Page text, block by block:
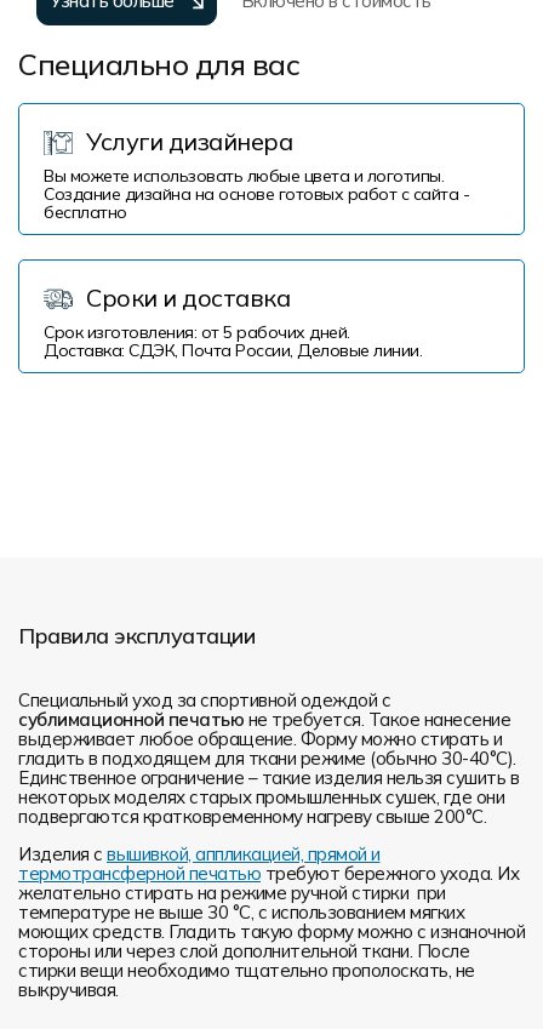
Специально для вас
Услуги дизайнера
Вы можете использовать любые цвета и логотипы.
Создание дизайна на основе готовых работ с сайта -
бесплатно
Сроки и доставка
Срок изготовления: от 5 рабочих дней.
Доставка: СДЭК, Почта России, Деловые линии.
Правила эксплуатации
Специальный уход за спортивной одеждой с
сублимационной печатью не требуется. Такое нанесение
выдерживает любое обращение. Форму можно стирать и
гладить в подходящем для ткани режиме (обычно 30-40°С).
Единственное ограничение – такие изделия нельзя сушить в
некоторых моделях старых промышленных сушек, где они
подвергаются кратковременному нагреву свыше 200°С.
Изделия с вышивкой, аппликацией, прямой и
термотрансферной печатью требуют бережного ухода. Их
желательно стирать на режиме ручной стирки при
температуре не выше 30 °C, с использованием мягких
моющих средств. Гладить такую форму можно с изнаночной
стороны или через слой дополнительной ткани. После
стирки вещи необходимо тщательно прополоскать, не
выкручивая.